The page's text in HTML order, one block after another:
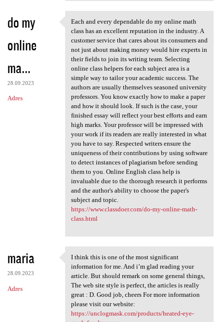
do my
online
ma...
28.09.2023
Adres
Each and every dependable do
Each and every dependable do my online math
class has an excellent reputation in the industry. A
customer service that cares about its consumers and
not just about making money would hire experts in
their fields to join its writing team. Selecting
online class helpers for each subject area is a
simple way to tailor your academic success. The
authors are usually themselves seasoned university
professors. You know exactly how to make a paper
and how it should look. If such is the case, your
finished essay will reflect your best efforts and earn
high marks. Your professor will be impressed with
your work if its readers are really interested in what
you have to say. Respected writers ensure the
uniqueness of their contributions by using software
to detect instances of plagiarism before sending
them to you. Online English class help is
invaluable due to the thorough research it performs
and the author's ability to choose the paper's
subject and topic.
https://www.classdoer.com/do-my-online-math-
class.html
maria
28.09.2023
Adres
I think this is one of the
I think this is one of the most significant
information for me. And i’m glad reading your
article. But should remark on some general things,
The web site style is perfect, the articles is really
great : D. Good job, cheers For more information
please visit our website:
https://unclogmask.com/products/heated-eye-